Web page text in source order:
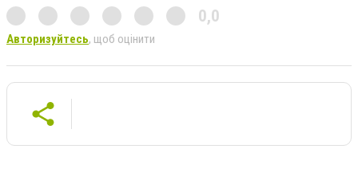
0,0
Авторизуйтесь, щоб оцінити